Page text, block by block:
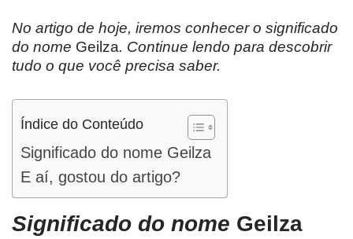
No artigo de hoje, iremos conhecer o significado
do nome Geilza. Continue lendo para descobrir
tudo o que você precisa saber.
Índice do Conteúdo
Significado do nome Geilza
E aí, gostou do artigo?
Significado do nome Geilza